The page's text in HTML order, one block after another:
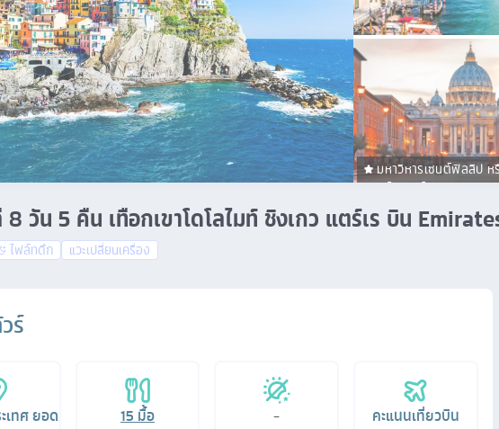
มหาวิหารเซนต์ฟิลลิป ห
เซนต์ปีเตอร์
8 วัน 5 คืน เทือกเขาโดโลไมท์ ชิงเกว แตร์เร บิน
ไฟล์ทดึก แวะเปลี่ยนเครื่อง
ร์
เทศ ยอด
15 มื้อ - คะแนนเที่ยวบิน